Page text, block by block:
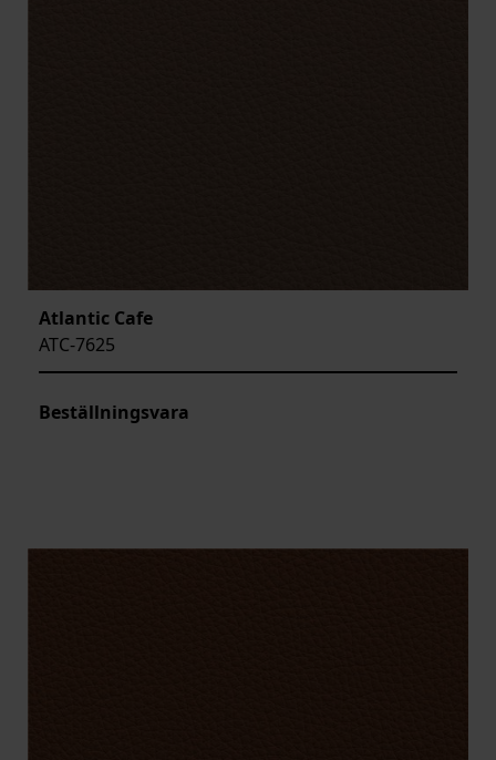
Atlantic Cafe
ATC-7625
Beställningsvara